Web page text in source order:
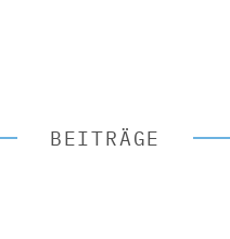
BEITRÄGE